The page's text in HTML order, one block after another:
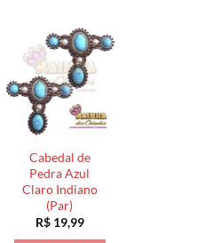
Cabedal de
Pedra Azul
Claro Indiano
(Par)
R$19,99